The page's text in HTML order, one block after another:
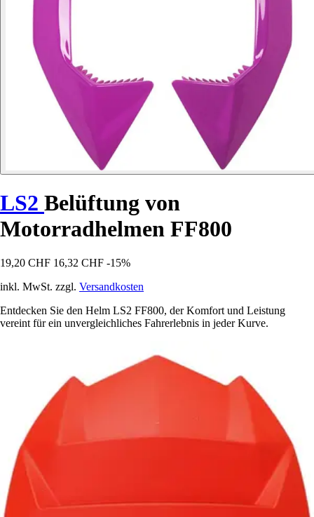
LS2 Belüftung von
Motorradhelmen FF800
19,20 CHF 16,32 CHF -15%
inkl. MwSt. zzgl. Versandkosten
Entdecken Sie den Helm LS2 FF800, der Komfort und Leistung
vereint für ein unvergleichliches Fahrerlebnis in jeder Kurve.